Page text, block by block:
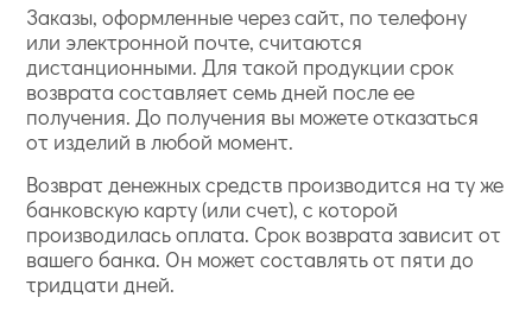
Заказы, оформленные через сайт, по телефону
или электронной почте, считаются
дистанционными. Для такой продукции срок
возврата составляет семь дней после ее
получения. До получения вы можете отказаться
от изделий в любой момент.
Возврат денежных средств производится на ту же
банковскую карту (или счет), с которой
производилась оплата. Срок возврата зависит от
вашего банка. Он может составлять от пяти до
тридцати дней.